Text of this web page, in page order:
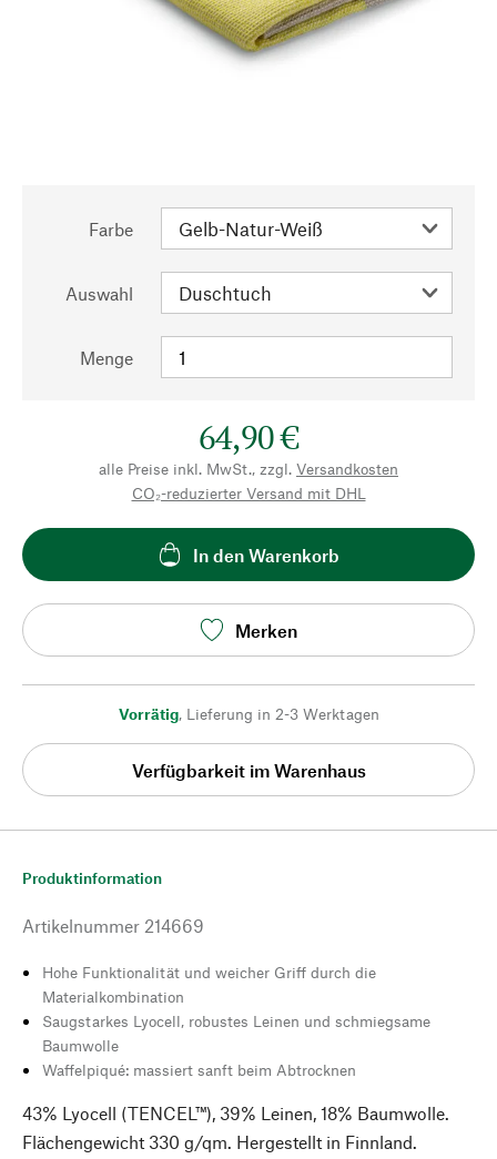
Farbe
Auswahl
Menge
64,90 €
alle Preise inkl. MwSt., zzgl. Versandkosten
CO₂-reduzierter Versand mit DHL
In den Warenkorb
Merken
Vorrätig, Lieferung in 2-3 Werktagen
Verfügbarkeit im Warenhaus
Produktinformation
Artikelnummer 214669
Hohe Funktionalität und weicher Griff durch die
Materialkombination
Saugstarkes Lyocell, robustes Leinen und schmiegsame
Baumwolle
Waffelpiqué: massiert sanft beim Abtrocknen
43% Lyocell (TENCEL™), 39% Leinen, 18% Baumwolle.
Flächengewicht 330 g/qm. Hergestellt in Finnland.